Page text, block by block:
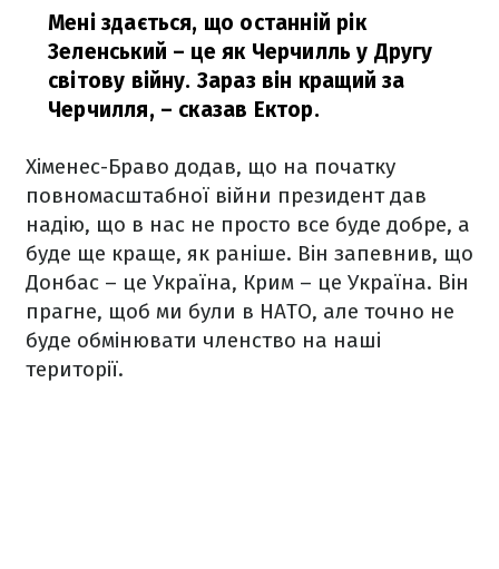
Мені здається, що останній рік
Зеленський – це як Черчилль у Другу
світову війну. Зараз він кращий за
Черчилля, – сказав Ектор.
Хіменес-Браво додав, що на початку
повномасштабної війни президент дав
надію, що в нас не просто все буде добре, а
буде ще краще, як раніше. Він запевнив, що
Донбас – це Україна, Крим – це Україна. Він
прагне, щоб ми були в НАТО, але точно не
буде обмінювати членство на наші
території.